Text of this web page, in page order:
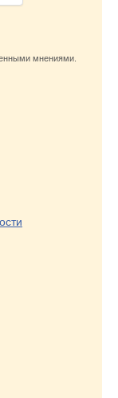
мнениями.